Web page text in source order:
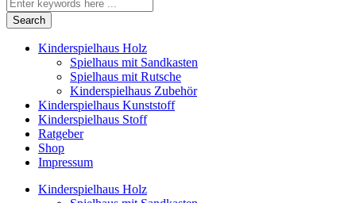
Kinderspielhaus Holz
Spielhaus mit Sandkasten
Spielhaus mit Rutsche
Kinderspielhaus Zubehör
Kinderspielhaus Kunststoff
Kinderspielhaus Stoff
Ratgeber
Shop
Impressum
Kinderspielhaus Holz